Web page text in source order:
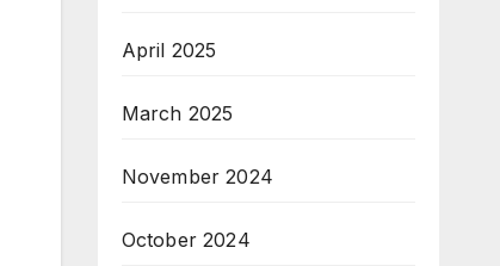
April 2025
March 2025
November 2024
October 2024